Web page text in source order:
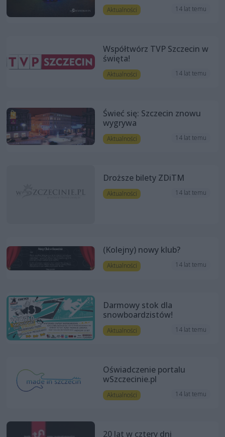
Aktualności 14 lat temu
Współtwórz TVP Szczecin w
święta!
Aktualności 14 lat temu
Świeć się: Szczecin znowu
wygrywa
Aktualności 14 lat temu
Droższe bilety ZDiTM
Aktualności 14 lat temu
(Kolejny) nowy klub?
Aktualności 14 lat temu
Darmowy stok dla
snowboardzistów!
Aktualności 14 lat temu
Oświadczenie portalu
wSzczecinie.pl
Aktualności 14 lat temu
20 lat w cztery dni